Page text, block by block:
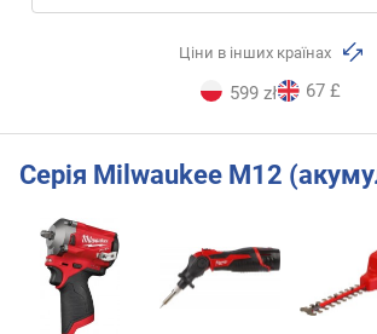
Ціни в інших країнах
599 zł 67 £
Серія Milwaukee M12